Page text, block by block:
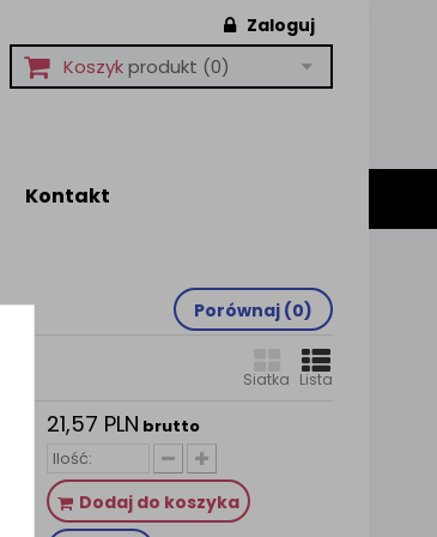
Zaloguj
Koszykprodukt (0)
Kontakt
Porównaj (0)
Siatka Lista
21,57 PLN brutto
Dodaj do koszyka